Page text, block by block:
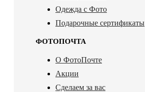
Одежда с Фото
Подарочные сертификаты
ФОТОПОЧТА
О ФотоПочте
Акции
Сделаем за вас